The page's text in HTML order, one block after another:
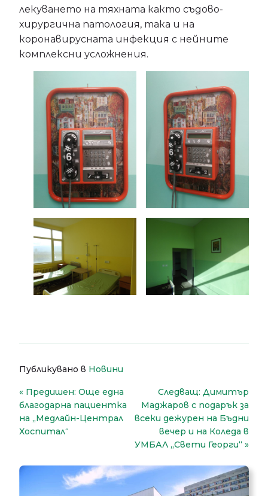
лекуването на тяхната както съдово-
хирургична патология, така и на
коронавирусната инфекция с нейните
комплексни усложнения.
Публикувано в Новини
Навигация
Предишен: Още една
благодарна пациентка
на „Медлайн-Централ
Хоспитал“
Следващ: Димитър
Маджаров с подарък за
всеки дежурен на Бъдни
вечер и на Коледа в
УМБАЛ „Свети Георги“